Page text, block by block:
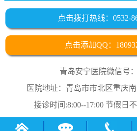
点击拨打热线：0532-
点击添加QQ：
青岛安宁医院微信号
医院地址：青岛市市北区重庆
接诊时间:8:00--17:00 节假日